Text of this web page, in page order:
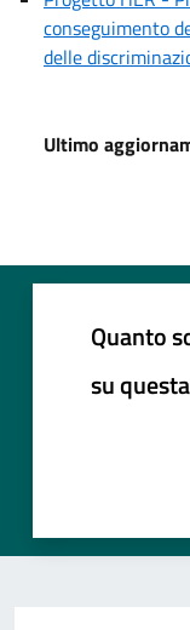
conseguimento
delle
Ultimo
Quanto
su